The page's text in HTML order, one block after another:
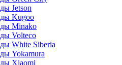
Jetson
Kugoo
Minako
Volteco
White Siberia
Yokamura
Xiaomi